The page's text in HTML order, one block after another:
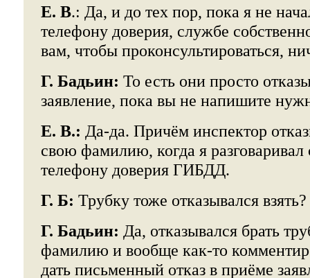
Е. В.: Да, и до тех пор, пока я не
телефону доверия, службе
вам, чтобы проконсультироваться,
Г. Бадьин: То есть они просто
заявление, пока вы не напишите
Е. В.: Да-да. Причём инспектор
свою фамилию, когда я
телефону доверия ГИБДД.
Г. Б: Трубку тоже отказывался взять?
Г. Бадьин: Да, отказывался брать
фамилию и вообще как-то
дать письменный отказ в приёме